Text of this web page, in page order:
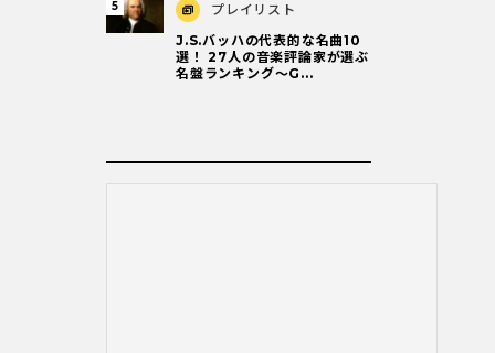
プレイリスト
J.S.バッハの代表的な名曲10
選！ 27人の音楽評論家が選ぶ
名盤ランキング〜G...